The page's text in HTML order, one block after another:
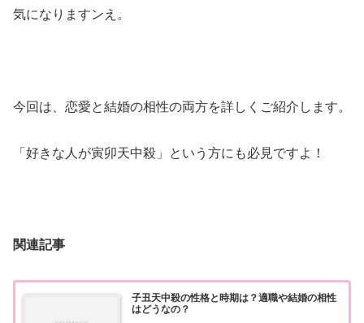
気になりますンえ。
今回は、恋愛と結婚の相性の両方を詳しくご紹介します。
「好きな人が寅卯天中殺」という方にも必見ですよ！
関連記事
子丑天中殺の性格と時期は？適職や結婚の相性
はどうなの？